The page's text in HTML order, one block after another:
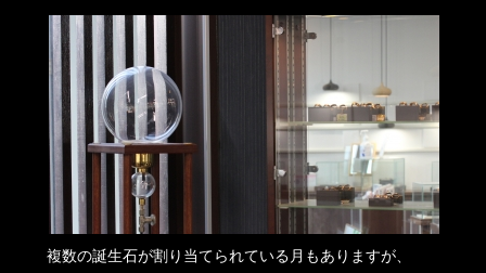
複数の誕生石が割り当てられている月もありますが、